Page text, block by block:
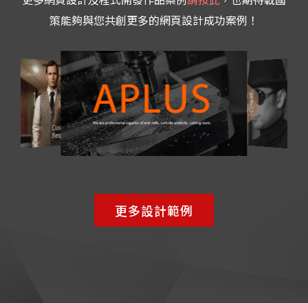
策能夠與您共創更多的網頁設計成功案例！
更多設計範例